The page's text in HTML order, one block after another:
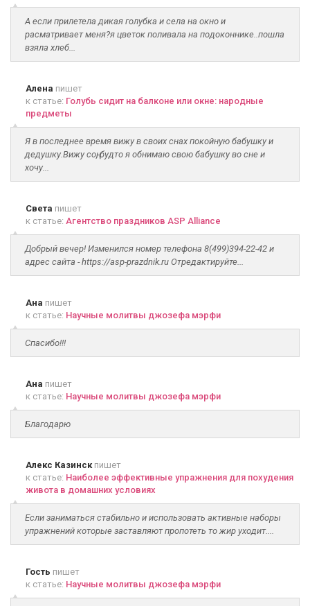
А если прилетела дикая голубка и села на окно и
расматривает меня?я цветок поливала на подоконнике..пошла
взяла хлеб...
Алена пишет
к статье: Голубь сидит на балконе или окне: народные
предметы
Я в последнее время вижу в своих снах покойную бабушку и
дедушку.Вижу соң, будто я обнимаю свою бабушку во сне и
хочу...
Света пишет
к статье: Агентство праздников ASP Alliance
Добрый вечер! Изменился номер телефона 8(499)394-22-42 и
адрес сайта - https://asp-prazdnik.ru Отредактируйте...
Ана пишет
к статье: Научные молитвы джозефа мэрфи
Спасибо!!!
Ана пишет
к статье: Научные молитвы джозефа мэрфи
Благодарю
Алекс Казинскпишет
к статье: Наиболее эффективные упражнения для похудения
живота в домашних условиях
Если заниматься стабильно и использовать активные наборы
упражнений которые заставляют пропотеть то жир уходит....
Гость пишет
к статье: Научные молитвы джозефа мэрфи